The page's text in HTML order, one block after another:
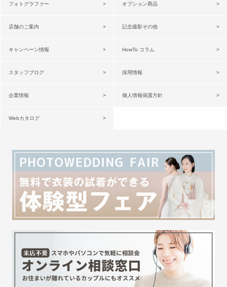
フォトグラファー オプション商品
店舗のご案内 記念撮影その他
キャンペーン情報 HowTo コラム
スタッフブログ 採用情報
企業情報 個人情報保護方針
Webカタログ